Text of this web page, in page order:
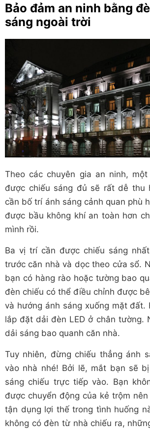
Bảo đảm an ninh bằng
sáng ngoài trời
Theo các chuyên gia an ninh,
được chiếu sáng đủ sẽ rất dễ thu
cần bố trí ánh sáng cảnh quan phù
được bầu không khí an toàn hơn
mình rồi.
Ba vị trí cần được chiếu sáng
trước căn nhà và dọc theo cửa sổ.
bạn có hàng rào hoặc tường bao
đèn chiếu có thể điều chỉnh được
và hướng ánh sáng xuống mặt đất.
lắp đặt dải đèn LED ở chân tường.
dải sáng bao quanh căn nhà.
Tuy nhiên, đừng chiếu thẳng ánh
vào nhà nhé! Bởi lẽ, mắt bạn sẽ
sáng chiếu trực tiếp vào. Bạn
được chuyển động của kẻ trộm
tận dụng lợi thế trong tình huống
không có đèn từ nhà chiếu ra,